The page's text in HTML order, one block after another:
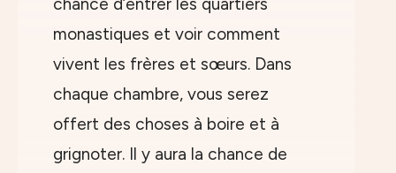
monastiques et voir comment
vivent les frères et sœurs. Dans
chaque chambre, vous serez
offert des choses à boire et à
grignoter. Il y aura la chance de